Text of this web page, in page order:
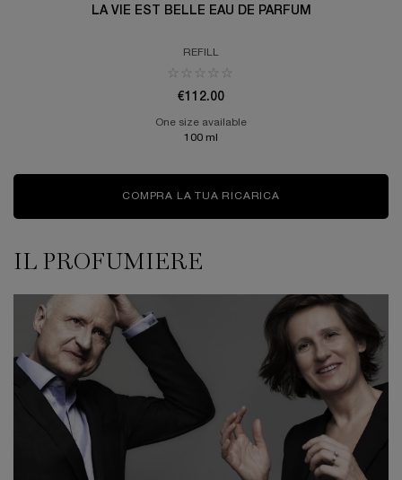
LA VIE EST BELLE EAU DE PARFUM
REFILL
€112.00
One size available
100 ml
COMPRA LA TUA RICARICA
Il profumiere
IL PROFUMIERE